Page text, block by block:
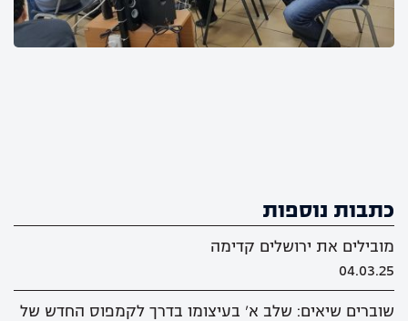
כתבות נוספות
מובילים את ירושלים קדימה
04.03.25
שוברים שיאים: שלב א' בעיצומו בדרך לקמפוס החדש של